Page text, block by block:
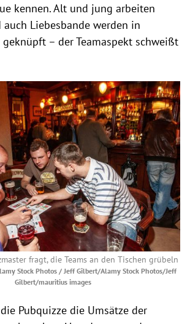
kennen. Alt und jung arbeiten
auch Liebesbande werden in
geknüpft – der Teamaspekt schweißt
fragt, die Teams an den Tischen grübeln
Stock Photos / Jeff Gilbert/Alamy Stock Photos/Jeff
Gilbert/mauritius images
Pubquizze die Umsätze der